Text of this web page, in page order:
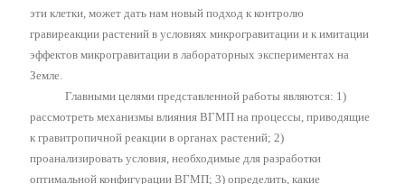
эти клетки, может дать нам новый подход к контролю
гравиреакции растений в условиях микрогравитации и к имитации
эффектов микрогравитации в лабораторных экспериментах на
Земле.
Главными целями представленной работы являются: 1)
рассмотреть механизмы влияния ВГМП на процессы, приводящие
к гравитропичной реакции в органах растений; 2)
проанализировать условия, необходимые для разработки
оптимальной конфигурации ВГМП; 3) определить, какие